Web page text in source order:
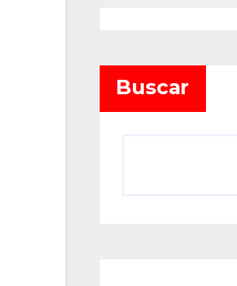
Buscar